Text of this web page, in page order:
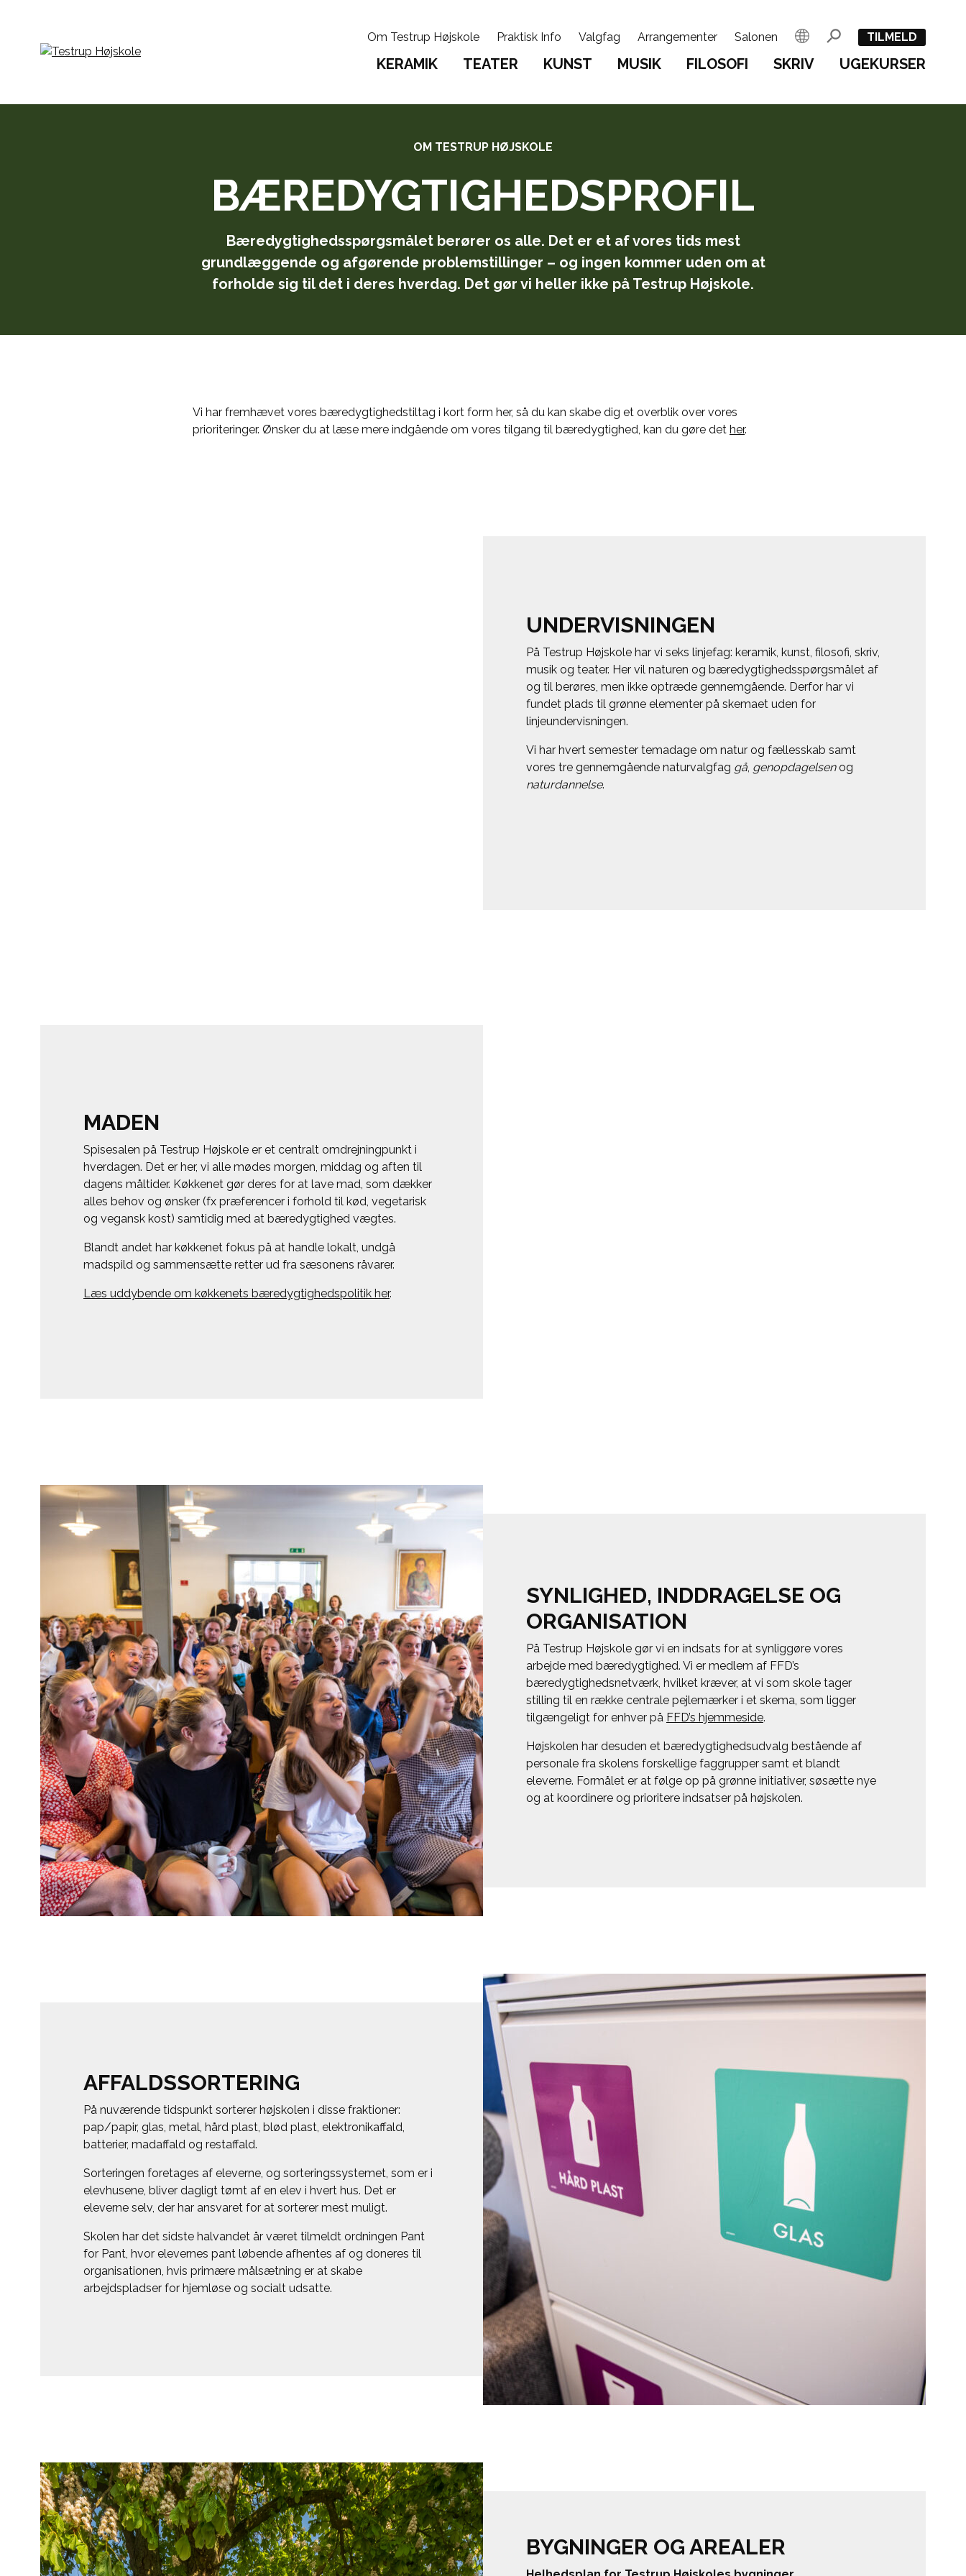
Om Testrup Højskole Praktisk Info Valgfag Arrangementer Salonen English TILMELD
KERAMIK TEATER KUNST MUSIK FILOSOFI SKRIV UGEKURSER
OM TESTRUP HØJSKOLE
BÆREDYGTIGHEDSPROFIL
Bæredygtighedsspørgsmålet berører os alle. Det er et af vores tids mest
grundlæggende og afgørende problemstillinger – og ingen kommer uden om at
forholde sig til det i deres hverdag. Det gør vi heller ikke på Testrup Højskole.
Vi har fremhævet vores bæredygtighedstiltag i kort form her, så du kan skabe dig et overblik over vores
prioriteringer. Ønsker du at læse mere indgående om vores tilgang til bæredygtighed, kan du gøre det her.
UNDERVISNINGEN
På Testrup Højskole har vi seks linjefag: keramik, kunst, filosofi, skriv,
musik og teater. Her vil naturen og bæredygtighedsspørgsmålet af
og til berøres, men ikke optræde gennemgående. Derfor har vi
fundet plads til grønne elementer på skemaet uden for
linjeundervisningen.
Vi har hvert semester temadage om natur og fællesskab samt
vores tre gennemgående naturvalgfag gå, genopdagelsenog
naturdannelse.
MADEN
Spisesalen på Testrup Højskole er et centralt omdrejningpunkt i
hverdagen. Det er her, vi alle mødes morgen, middag og aften til
dagens måltider. Køkkenet gør deres for at lave mad, som dækker
alles behov og ønsker (fx præferencer i forhold til kød, vegetarisk
og vegansk kost) samtidig med at bæredygtighed vægtes.
Blandt andet har køkkenet fokus på at handle lokalt, undgå
madspild og sammensætte retter ud fra sæsonens råvarer.
Læs uddybende om køkkenets bæredygtighedspolitik her.
SYNLIGHED, INDDRAGELSE OG
ORGANISATION
På Testrup Højskole gør vi en indsats for at synliggøre vores
arbejde med bæredygtighed. Vi er medlem af FFD’s
bæredygtighedsnetværk, hvilket kræver, at vi som skole tager
stilling til en række centrale pejlemærker i et skema, som ligger
tilgængeligt for enhver på FFD’s hjemmeside.
Højskolen har desuden et bæredygtighedsudvalg bestående af
personale fra skolens forskellige faggrupper samt et blandt
eleverne. Formålet er at følge op på grønne initiativer, søsætte nye
og at koordinere og prioritere indsatser på højskolen.
AFFALDSSORTERING
På nuværende tidspunkt sorterer højskolen i disse fraktioner:
pap/papir, glas, metal, hård plast, blød plast, elektronikaffald,
batterier, madaffald og restaffald.
Sorteringen foretages af eleverne, og sorteringssystemet, som er i
elevhusene, bliver dagligt tømt af en elev i hvert hus. Det er
eleverne selv, der har ansvaret for at sorterer mest muligt.
Skolen har det sidste halvandet år været tilmeldt ordningen Pant
for Pant, hvor elevernes pant løbende afhentes af og doneres til
organisationen, hvis primære målsætning er at skabe
arbejdspladser for hjemløse og socialt udsatte.
BYGNINGER OG AREALER